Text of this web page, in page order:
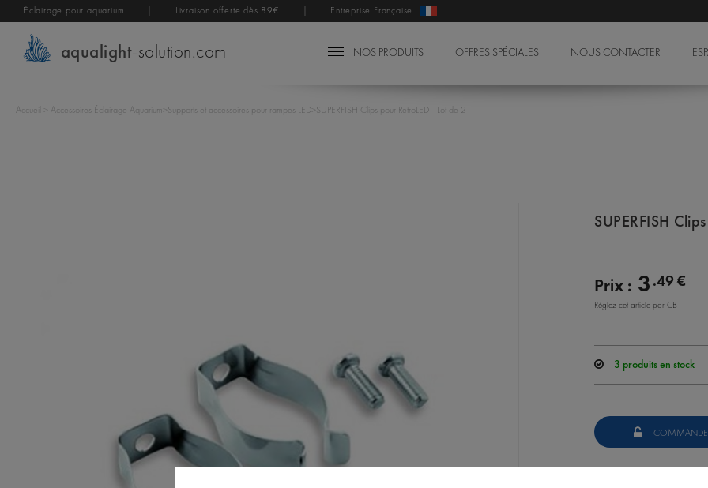
Éclairage pour aquarium Livraison offerte dès 89€ Entreprise Française
aqualight-solution.com NOS PRODUITS OFFRES SPÉCIALES NOUS CONTACTER
Accueil Accessoires Éclairage Aquarium Supports et accessoires pour rampes LED SUPERFISH Clips pour RetroLED - Lot de 2
SUPERFISH
Prix : 3 .49 €
Réglez cet article par CB
3 produits en stock